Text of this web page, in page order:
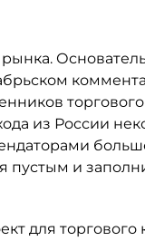
из России
пустым и
для торгового